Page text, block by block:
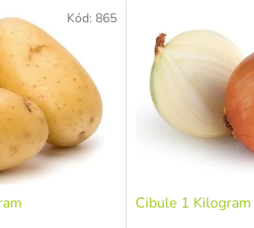
Kód: 865
Cibule 1 Kilogram